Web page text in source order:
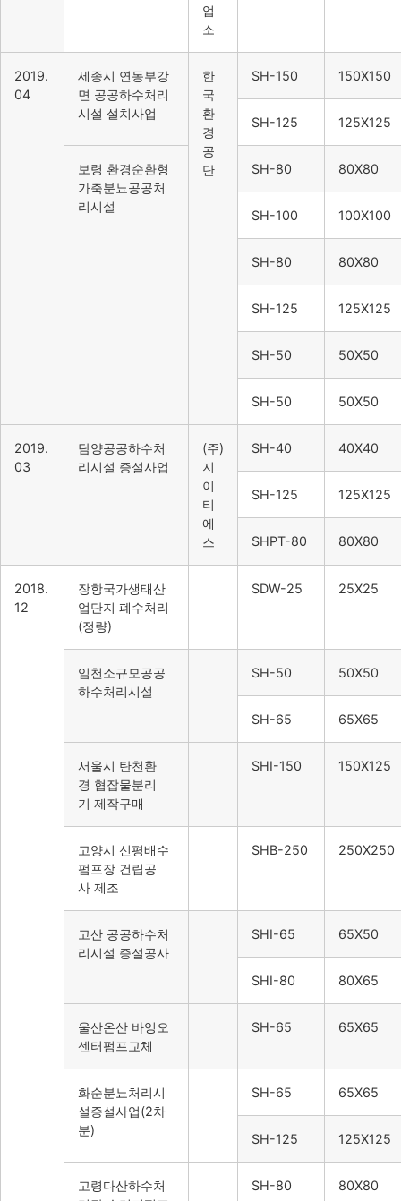
업
소
2019.
04
세종시 연동부강
면 공공하수처리
시설 설치사업
한
국
환
경
공
단
SH-150 150X150
SH-125 125X125
보령 환경순환형
가축분뇨공공처
리시설
SH-80 80X80
SH-100 100X100
SH-80 80X80
SH-125 125X125
SH-50 50X50
SH-50 50X50
2019.
03
담양공공하수처
리시설 증설사업
(주)
지
이
티
에
스
SH-40 40X40
SH-125 125X125
SHPT-80 80X80
2018.
12
장항국가생태산
업단지 폐수처리
(정량)
SDW-25 25X25
임천소규모공공
하수처리시설
SH-50 50X50
SH-65 65X65
서울시 탄천환
경 협잡물분리
기 제작구매
SHI-150 150X125
고양시 신평배수
펌프장 건립공
사 제조
SHB-250 250X250
고산 공공하수처
리시설 증설공사
SHI-65 65X50
SHI-80 80X65
울산온산 바잉오
센터펌프교체
SH-65 65X65
화순분뇨처리시
설증설사업(2차
분)
SH-65 65X65
SH-125 125X125
고령다산하수처
SH-80 80X80